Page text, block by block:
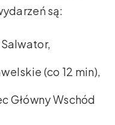
są:
(co 12 min),
Główny Wschód